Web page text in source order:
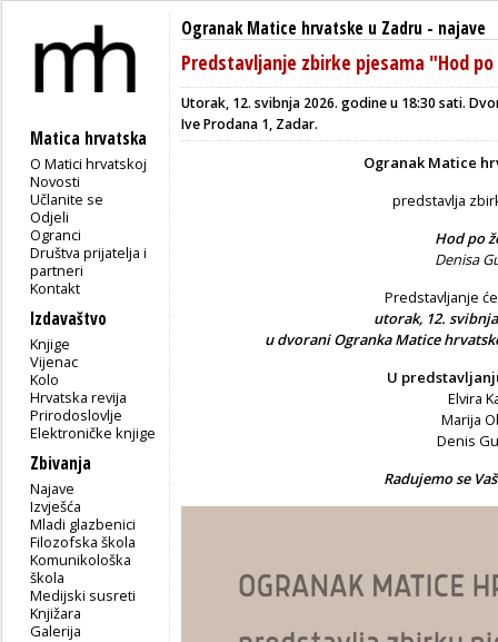
Matica hrvatska
O Matici hrvatskoj
Novosti
Učlanite se
Odjeli
Ogranci
Društva prijatelja i
partneri
Kontakt
Izdavaštvo
Knjige
Vijenac
Kolo
Hrvatska revija
Prirodoslovlje
Elektroničke knjige
Zbivanja
Najave
Izvješća
Mladi glazbenici
Filozofska škola
Komunikološka
škola
Medijski susreti
Knjižara
Galerija
Ogranak Matice hrvatske u Zadru - najave
Predstavljanje zbirke pjesama "Hod
Utorak, 12. svibnja 2026. godine u 18:30 sati.
Ive Prodana 1, Zadar.
Ogranak Matice
predstavlja
Hod po
Denisa
Predstavljanje
utorak, 12.
u dvorani Ogranka Matice
U
Elvira
Marija
Denis
Radujemo se